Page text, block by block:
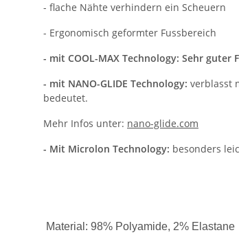
- flache Nähte verhindern ein Scheuern
- Ergonomisch geformter Fussbereich
- mit COOL-MAX Technology: Sehr
- mit NANO-GLIDE Technology: verblasst
bedeutet.
Mehr Infos unter: nano-glide.com
- Mit Microlon Technology: besonders
Material: 98% Polyamide, 2% Elastane